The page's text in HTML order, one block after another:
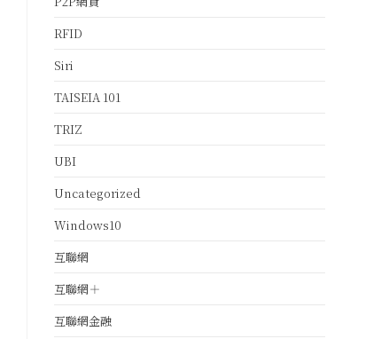
RFID
Siri
TAISEIA 101
TRIZ
UBI
Uncategorized
Windows10
互聯網
互聯網＋
互聯網金融